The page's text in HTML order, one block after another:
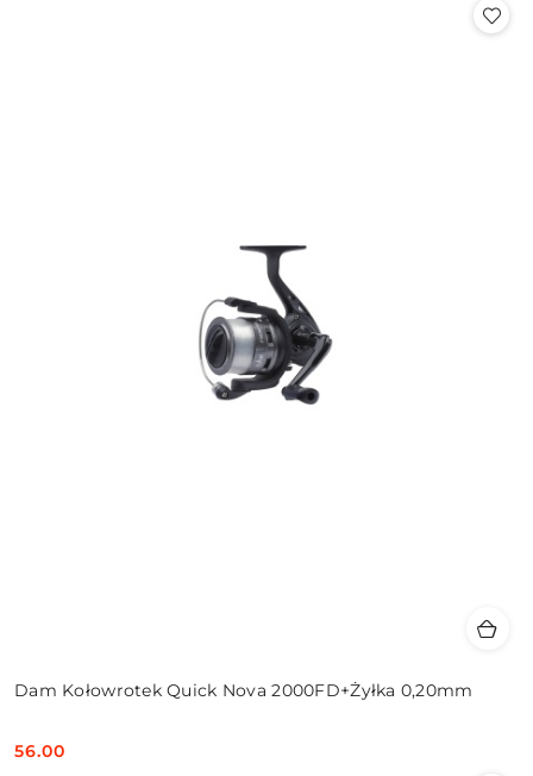
Dam Kołowrotek Quick Nova 2000FD+Żyłka 0,20mm
Cena:
56.00